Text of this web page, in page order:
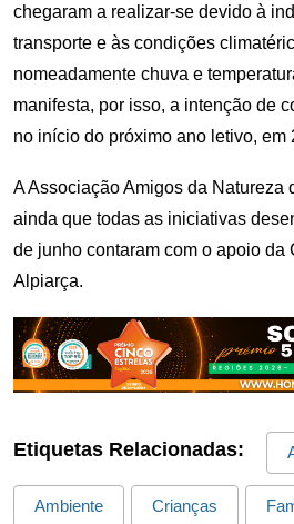
chegaram a realizar-se devido à
transporte e às condições
nomeadamente chuva e
manifesta, por isso, a intenção de
no início do próximo ano letivo, em
A Associação Amigos da Natureza
ainda que todas as iniciativas
de junho contaram com o apoio da
Alpiarça.
Etiquetas Relacionadas:
Ambiente Crianças